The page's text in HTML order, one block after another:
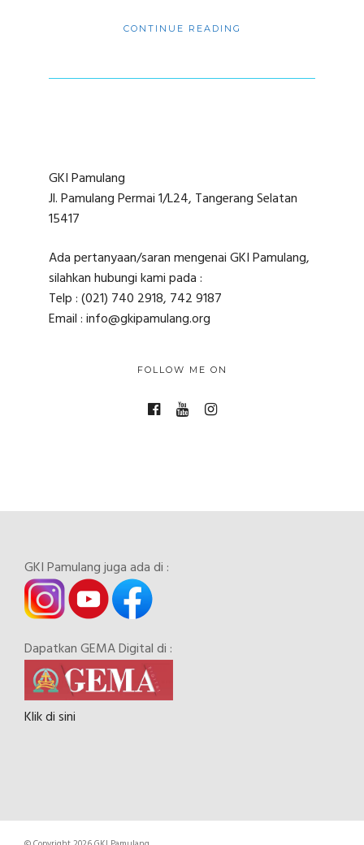
CONTINUE READING
GKI Pamulang
Jl. Pamulang Permai 1/L24, Tangerang Selatan
15417
Ada pertanyaan/saran mengenai GKI Pamulang,
silahkan hubungi kami pada :
Telp : (021) 740 2918, 742 9187
Email : info@gkipamulang.org
FOLLOW ME ON
GKI Pamulang juga ada di :
Dapatkan GEMA Digital di :
Klik di sini